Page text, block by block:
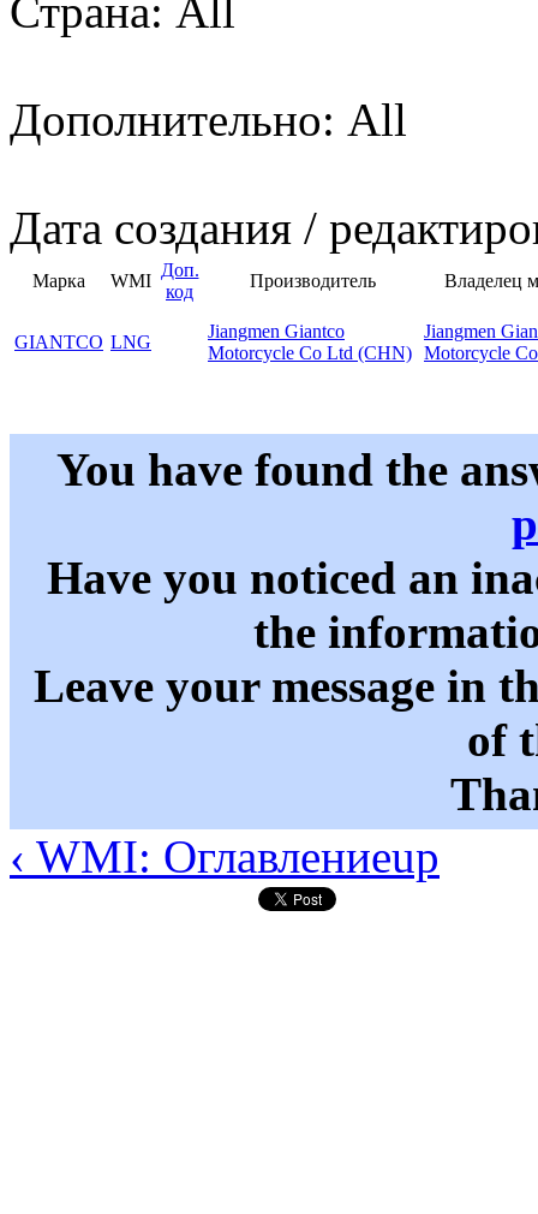
Страна: All
Дополнительно: All
Дата создания /
Марка WMI
Доп.
код
Производитель Владелец
GIANTCO LNG
Jiangmen Giantco
Motorcycle Co Ltd (CHN)
Jiangmen
Motorcycle
You have found the
Have you noticed an
the
Leave your message in
of
‹ WMI: Оглавлениеup